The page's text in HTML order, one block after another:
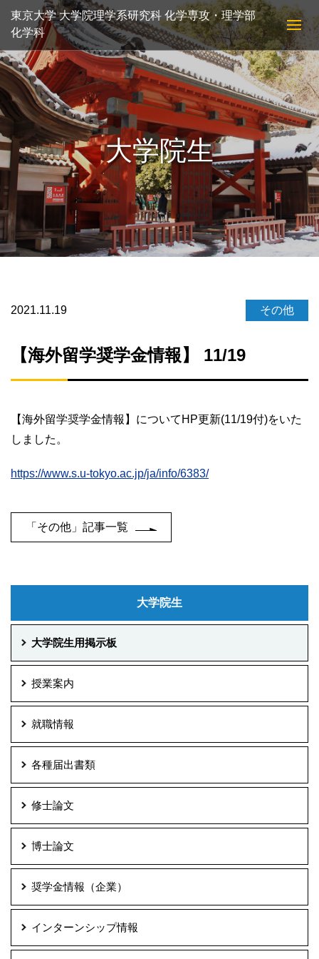
東京大学 大学院理学系研究科 化学専攻・理学部
化学科
大学院生
2021.11.19 その他
【海外留学奨学金情報】 11/19
【海外留学奨学金情報】について HP更新(11/19付)をいた
しました。
https://www.s.u-tokyo.ac.jp/ja/info/6383/
「その他」記事一覧
大学院生
大学院生用掲示板
授業案内
就職情報
各種届出書類
修士論文
博士論文
奨学金情報（企業）
インターンシップ情報